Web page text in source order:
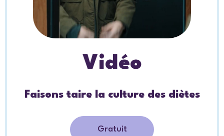
Vidéo
Faisons taire la culture des diètes
Gratuit